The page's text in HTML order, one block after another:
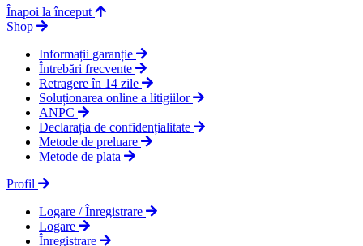
Înapoi la început
Shop
Informații garanție
Întrebări frecvente
Retragere în 14 zile
Soluționarea online a litigiilor
ANPC
Declarația de confidențialitate
Metode de preluare
Metode de plata
Profil
Logare / Înregistrare
Logare
Înregistrare